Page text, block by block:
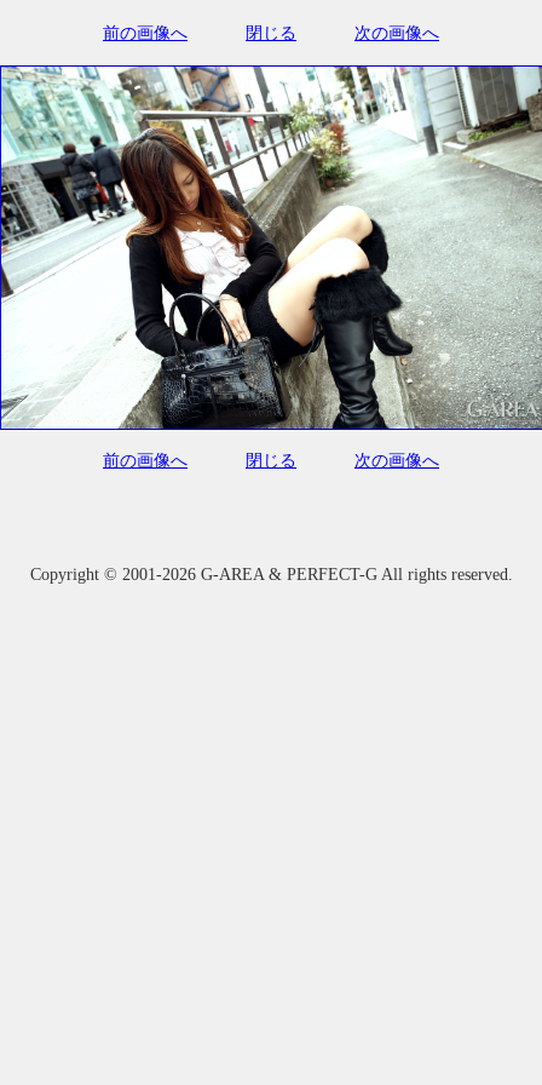
前の画像へ 閉じる 次の画像へ
前の画像へ 閉じる 次の画像へ
Copyright © 2001-2026 G-AREA & PERFECT-G All rights reserved.